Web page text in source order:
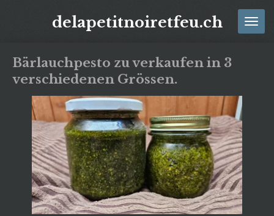
delapetitnoiretfeu.ch
Bärlauchpesto zu verkaufen in 3
verschiedenen Grössen.